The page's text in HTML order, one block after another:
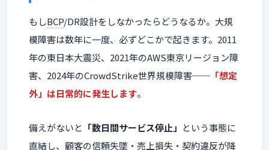
もしBCP/DR設計をしなかったらどうなるか。大規
模障害は数年に一度、必ずどこかで起きます。2011
年の東日本大震災、2021年のAWS東京リージョン障
害、2024年のCrowdStrike世界規模障害── 「想定
外」は日常的に発生します。
備えがないと 「数日間サービス停止」 という事態に
直結し、顧客の信頼失墜・売上損失・契約違反が降